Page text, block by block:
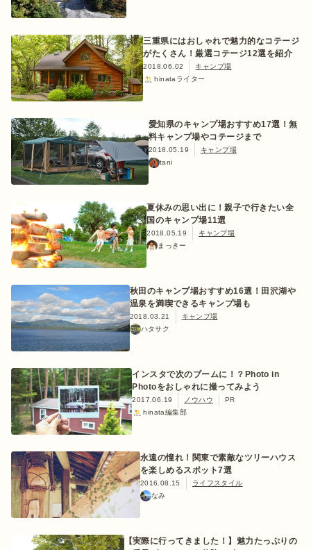
三重県にはおしゃれで魅力的なコテージ
がたくさん！厳選コテージ12選を紹介
2018.06.02
キャンプ場
hinataライター
愛知県のキャンプ場おすすめ17選！無
料キャンプ場やコテージまで
2018.05.19
キャンプ場
tani
夏休みの思い出に！親子で行きたい全
国のキャンプ場11選
2018.05.19
キャンプ場
まっきー
秋田のキャンプ場おすすめ16選！田沢湖や
温泉を満喫できるキャンプ場も
2018.03.21
キャンプ場
ハタサク
インスタで次のブームに！？Photo in
Photoをおしゃれに撮ってみよう
2017.06.19 ノウハウ
PR
hinata編集部
永遠の憧れ！関東で素敵なツリーハウス
を楽しめるスポット7選
2016.08.15
ライフスタイル
なみ
【実際に行ってきました！】魅力たっぷりの